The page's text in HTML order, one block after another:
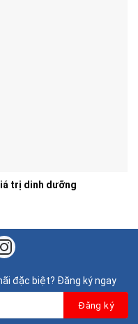
trị dinh dưỡng
đặc biệt? Đăng ký ngay